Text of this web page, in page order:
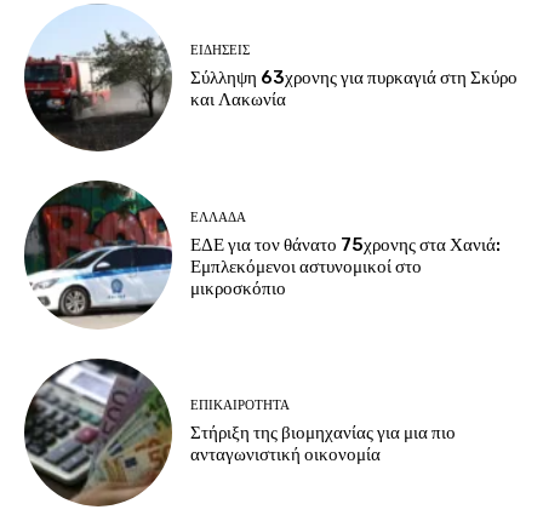
ΕΙΔΗΣΕΙΣ
Σύλληψη 63χρονης για πυρκαγιά στη Σκύρο
και Λακωνία
ΕΛΛΑΔΑ
ΕΔΕ για τον θάνατο 75χρονης στα Χανιά:
Εμπλεκόμενοι αστυνομικοί στο
μικροσκόπιο
ΕΠΙΚΑΙΡΟΤΗΤΑ
Στήριξη της βιομηχανίας για μια πιο
ανταγωνιστική οικονομία